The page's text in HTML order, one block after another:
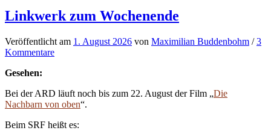
Linkwerk zum Wochenende
Veröffentlicht am 1. August 2026 von Maximilian Buddenbohm /3
Kommentare
Gesehen:
Bei der ARD läuft noch bis zum 22. August der Film „Die
Nachbarn von oben“.
Beim SRF heißt es: